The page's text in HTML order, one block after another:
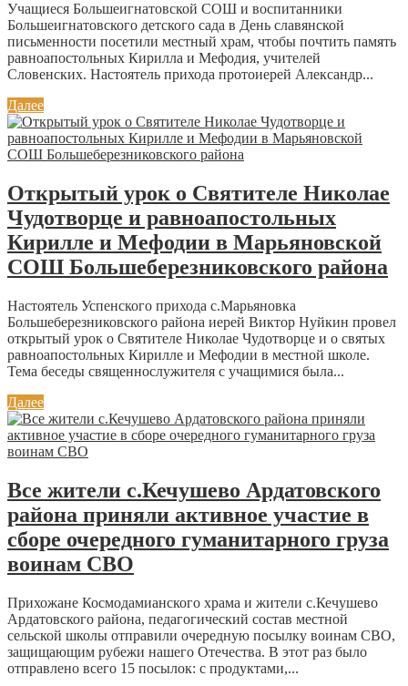
Учащиеся Большеигнатовской СОШ и воспитанники
Большеигнатовского детского сада в День славянской
письменности посетили местный храм, чтобы почтить память
равноапостольных Кирилла и Мефодия, учителей
Словенских. Настоятель прихода протоиерей Александр...
Далее
Открытый урок о Святителе Николае
Чудотворце и равноапостольных
Кирилле и Мефодии в Марьяновской
СОШ Большеберезниковского района
Настоятель Успенского прихода с.Марьяновка
Большеберезниковского района иерей Виктор Нуйкин провел
открытый урок о Святителе Николае Чудотворце и о святых
равноапостольных Кирилле и Мефодии в местной школе.
Тема беседы священнослужителя с учащимися была...
Далее
Все жители с.Кечушево Ардатовского
района приняли активное участие в
сборе очередного гуманитарного груза
воинам СВО
Прихожане Космодамианского храма и жители с.Кечушево
Ардатовского района, педагогический состав местной
сельской школы отправили очередную посылку воинам СВО,
защищающим рубежи нашего Отечества. В этот раз было
отправлено всего 15 посылок: с продуктами,...